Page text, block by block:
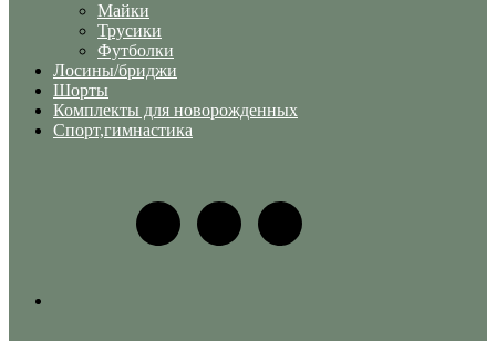
Майки
Трусики
Футболки
Лосины/бриджи
Шорты
Комплекты для новорожденных
Спорт,гимнастика